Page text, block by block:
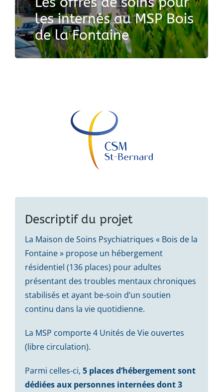
les internés au MSP Bois
de la Fontaine
Descriptif du projet
La Maison de Soins Psychiatriques « Bois de la
Fontaine » propose un hébergement
résidentiel (136 places) pour adultes
présentant des troubles mentaux chroniques
stabilisés et ayant be-soin d’un soutien
continu dans la vie quotidienne.
La MSP comporte 4 Unités de Vie ouvertes
(libre circulation).
Parmi celles-ci, 5 places d’hébergement sont
dédiées aux personnes internées dont 3